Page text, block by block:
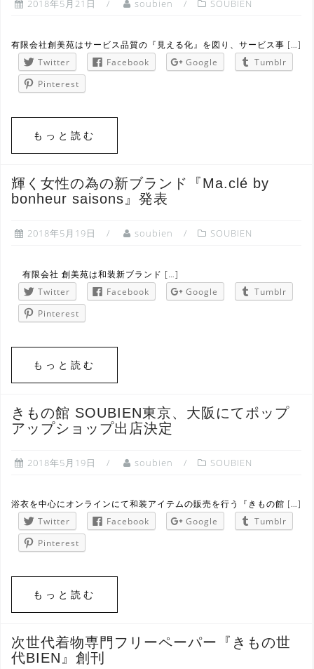
2018年5月21日 soubien SOUBIEN
有限会社創美苑はサービス品質の『見える化』を図り、サービス事 […]
Twitter
Facebook Google
Tumblr
Pinterest
もっと読む
輝く女性の為の新ブランド『Ma.clé by
bonheur saisons』発表
2018年5月19日 soubien SOUBIEN
有限会社 創美苑は和装新ブランド […]
Twitter
Facebook Google
Tumblr
Pinterest
もっと読む
きもの館 SOUBIEN東京、大阪にてポップ
アップショップ出店決定
2018年5月19日 soubien SOUBIEN
浴衣を中心にオンラインにて和装アイテムの販売を行う『きもの館 […]
Twitter
Facebook Google
Tumblr
Pinterest
もっと読む
次世代着物専門フリーペーパー『きもの世
代BIEN』創刊